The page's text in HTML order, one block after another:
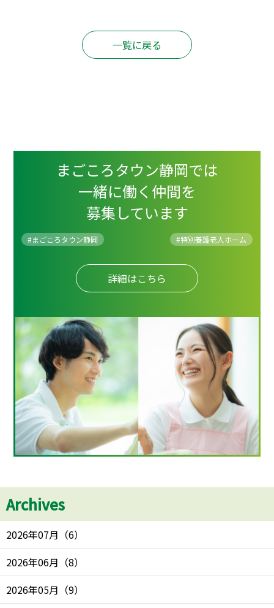
一覧に戻る
まごころタウン静岡では
一緒に働く仲間を
募集しています
#まごころタウン静岡 #特別養護老人ホーム
詳細はこちら
Archives
2026年07月 （6）
2026年06月 （8）
2026年05月 （9）